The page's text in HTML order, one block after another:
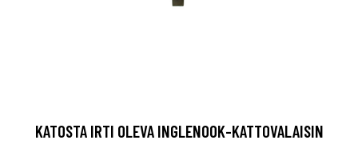
KATOSTA IRTI OLEVA INGLENOOK-KATTOVALAISIN